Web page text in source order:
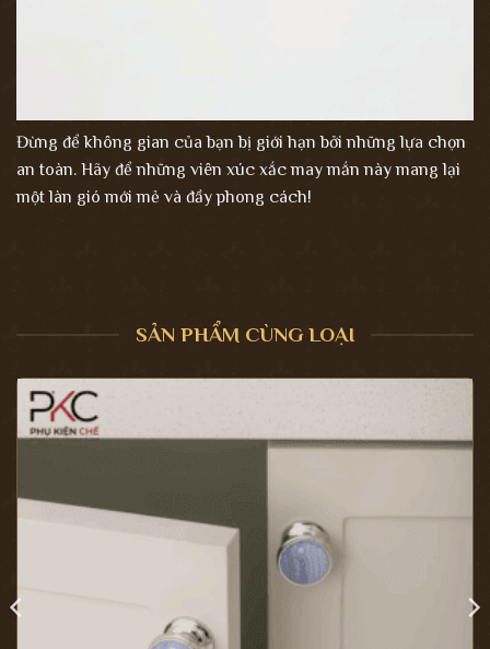
Đừng để không gian của bạn bị giới hạn bởi những lựa chọn
an toàn. Hãy để những viên xúc xắc may mắn này mang lại
một làn gió mới mẻ và đầy phong cách!
SẢN PHẨM CÙNG LOẠI